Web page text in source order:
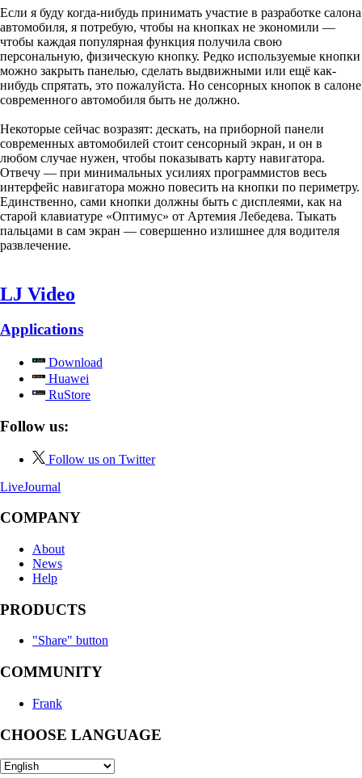
Если я буду когда-нибудь принимать участие в разработке салона
автомобиля, я потребую, чтобы на кнопках не экономили —
чтобы каждая популярная функция получила свою
персональную, физическую кнопку. Редко используемые кнопки
можно закрыть панелью, сделать выдвижными или ещё как-
нибудь спрятать, это пожалуйста. Но сенсорных кнопок в салоне
современного автомобиля быть не должно.
Некоторые сейчас возразят: дескать, на приборной панели
современных автомобилей стоит сенсорный экран, и он в
любом случае нужен, чтобы показывать карту навигатора.
Отвечу — при минимальных усилиях программистов весь
интерфейс навигатора можно повесить на кнопки по периметру.
Единственно, сами кнопки должны быть с дисплеями, как на
старой клавиатуре «Оптимус» от Артемия Лебедева. Тыкать
пальцами в сам экран — совершенно излишнее для водителя
развлечение.
LJ Video
Applications
Download
Huawei
RuStore
Follow us:
Follow us on Twitter
LiveJournal
COMPANY
About
News
Help
PRODUCTS
"Share" button
COMMUNITY
Frank
CHOOSE LANGUAGE